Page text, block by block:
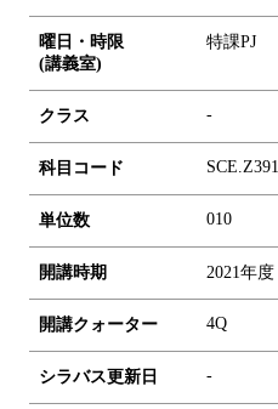
曜日・時限
(講義室)
特課PJ
クラス -
科目コード SCE.Z391
単位数 010
開講時期 2021年度
開講クォーター 4Q
シラバス更新日 -